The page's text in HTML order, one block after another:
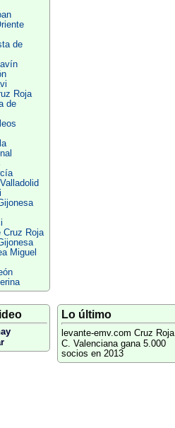
de
Roja
de
Cruz Roja
Miguel
Lo último
levante-emv.com Cruz Roja
C. Valenciana gana 5.000
socios en 2013